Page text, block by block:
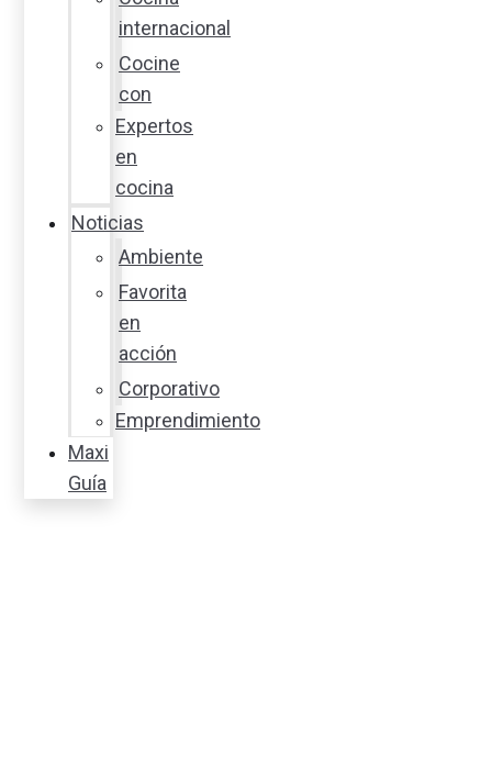
internacional
Cocine
con
Expertos
en
cocina
Noticias
Ambiente
Favorita
en
acción
Corporativo
Emprendimiento
Maxi
Guía